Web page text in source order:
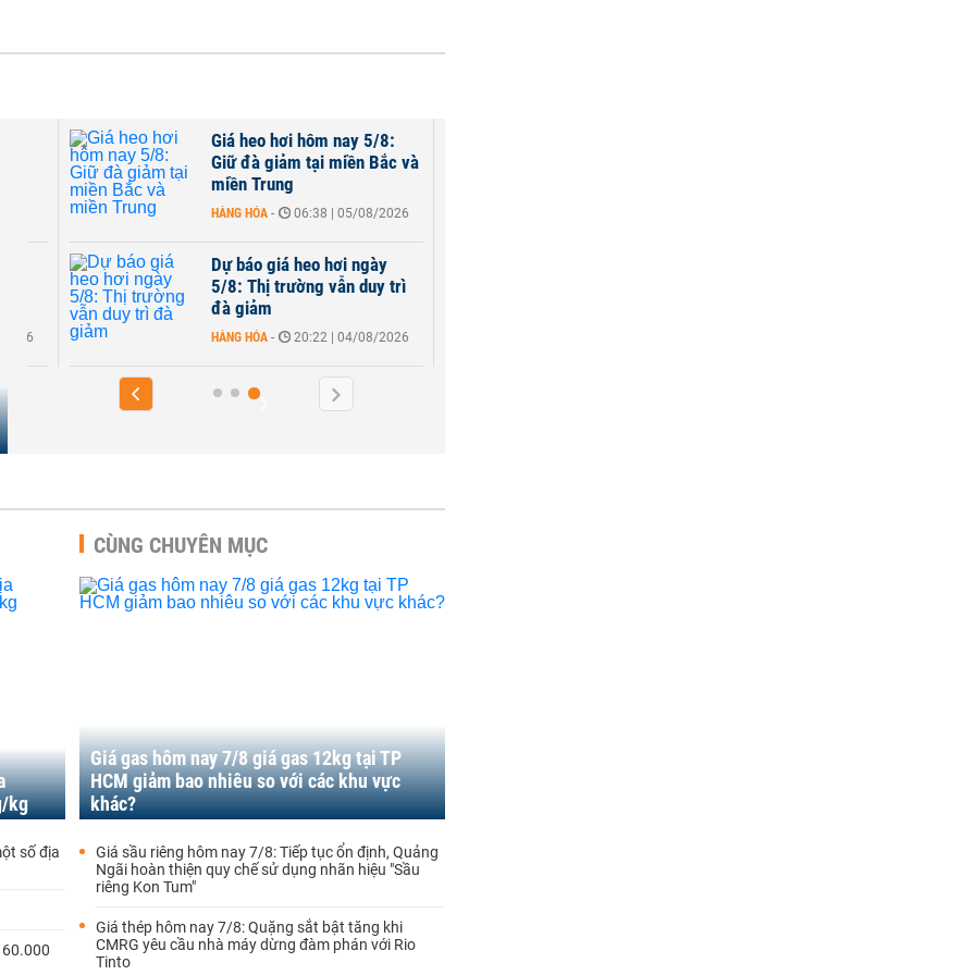
2026
Giá heo hơi hôm nay 5/8:
Giữ đà giảm tại miền Bắc và
miền Trung
HÀNG HÓA - 06:38 | 05/08/2026
Dự báo giá heo hơi ngày
5/8: Thị trường vẫn duy trì
đà giảm
HÀNG HÓA - 20:22 | 04/08/2026
kg
số địa
CÙNG CHUYÊN MỤC
Giá gas hôm nay 7/8 giá gas 12kg tại TP
HCM giảm bao nhiêu so với các khu vực
khác?
Giá sầu riêng hôm nay 7/8: Tiếp tục ổn định, Quảng
Ngãi hoàn thiện quy chế sử dụng nhãn hiệu "Sầu
riêng Kon Tum"
Giá thép hôm nay 7/8: Quặng sắt bật tăng khi
CMRG yêu cầu nhà máy dừng đàm phán với Rio
Tinto